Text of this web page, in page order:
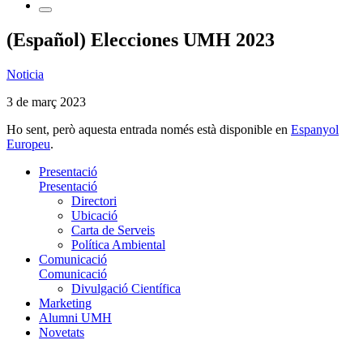
(Español) Elecciones UMH 2023
Noticia
3 de març 2023
Ho sent, però aquesta entrada només està disponible en Espanyol
Europeu.
Presentació
Presentació
Directori
Ubicació
Carta de Serveis
Política Ambiental
Comunicació
Comunicació
Divulgació Científica
Marketing
Alumni UMH
Novetats